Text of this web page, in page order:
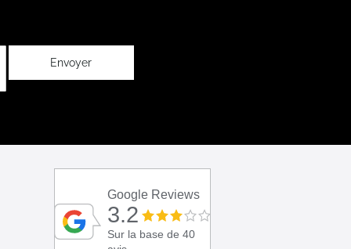
Envoyer
Google Reviews
3.2
Sur la base de 40